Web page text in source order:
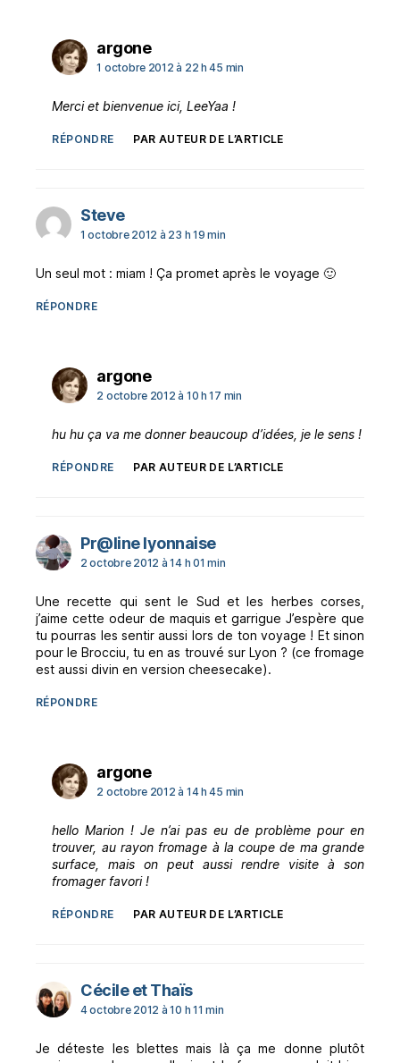
argonedit :
1 octobre 2012 à 22 h 45 min
Merci et bienvenue ici, LeeYaa !
RÉPONDRE PAR AUTEUR DE L’ARTICLE
Stevedit :
1 octobre 2012 à 23 h 19 min
Un seul mot : miam ! Ça promet après le voyage 🙂
RÉPONDRE
argonedit :
2 octobre 2012 à 10 h 17 min
hu hu ça va me donner beaucoup d’idées, je le sens !
RÉPONDRE PAR AUTEUR DE L’ARTICLE
Pr@line lyonnaisedit :
2 octobre 2012 à 14 h 01 min
Une recette qui sent le Sud et les herbes corses,
j’aime cette odeur de maquis et garrigue J’espère que
tu pourras les sentir aussi lors de ton voyage ! Et sinon
pour le Brocciu, tu en as trouvé sur Lyon ? (ce fromage
est aussi divin en version cheesecake).
RÉPONDRE
argonedit :
2 octobre 2012 à 14 h 45 min
hello Marion ! Je n’ai pas eu de problème pour en
trouver, au rayon fromage à la coupe de ma grande
surface, mais on peut aussi rendre visite à son
fromager favori !
RÉPONDRE PAR AUTEUR DE L’ARTICLE
Cécile et Thaïsdit :
4 octobre 2012 à 10 h 11 min
Je déteste les blettes mais là ça me donne plutôt